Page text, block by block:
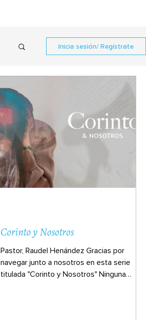
Inicia sesión/ Regístrate
Corinto y Nosotros
Pastor, Raudel Henández Gracias por
navegar junto a nosotros en esta serie
titulada "Corinto y Nosotros" Ninguna